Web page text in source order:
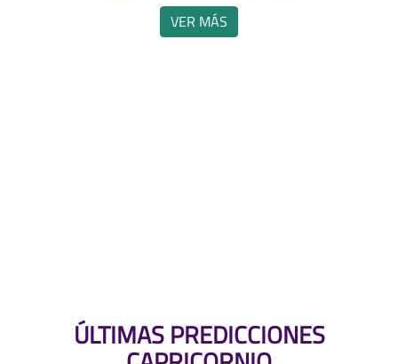
VER MÁS
ÚLTIMAS PREDICCIONES